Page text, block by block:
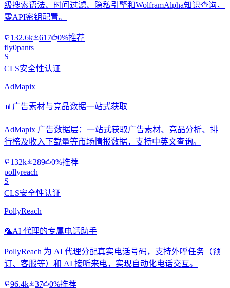
级搜索语法、时间过滤、隐私引擎和WolframAlpha知识查询，
零API密钥配置。
132.6k 617
0%推荐
fly0pants
S
CLS安全性认证
AdMapix
📊 广告素材与竞品数据一站式获取
AdMapix 广告数据层：一站式获取广告素材、竞品分析、排
行榜及收入下载量等市场情报数据，支持中英文查询。
132k 289
0%推荐
pollyreach
S
CLS安全性认证
PollyReach
🦜AI 代理的专属电话助手
PollyReach 为 AI 代理分配真实电话号码，支持外呼任务（预
订、客服等）和 AI 接听来电，实现自动化电话交互。
96.4k 37 0%推荐